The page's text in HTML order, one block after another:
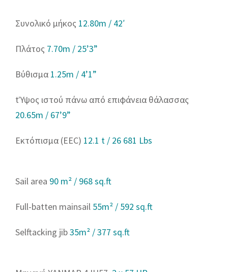
Συνολικό μήκος 12.80m / 42′
Πλάτος 7.70m / 25’3”
Βύθισμα 1.25m / 4’1”
tΎψος ιστού πάνω από επιφάνεια θάλασσας
20.65m / 67’9”
Εκτόπισμα (EEC) 12.1 t / 26 681 Lbs
Sail area 90 m² / 968 sq.ft
Full-batten mainsail 55m² / 592 sq.ft
Selftacking jib35m² / 377 sq.ft